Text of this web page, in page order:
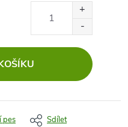
pes Sdílet